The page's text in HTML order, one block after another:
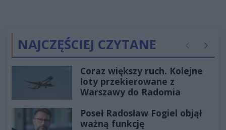
NAJCZĘŚCIEJ CZYTANE Poprzednie
Coraz większy ruch. Kolejne
loty przekierowane z
Warszawy do Radomia
Poseł Radosław Fogiel objął
ważną funkcję